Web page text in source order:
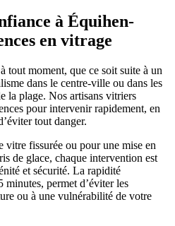
à Équihen-
en vitrage
tout moment, que ce soit suite à un
dans le centre-ville ou dans les
la plage. Nos artisans vitriers
pour intervenir rapidement, en
tout danger.
vitre fissurée ou pour une mise en
de glace, chaque intervention est
et sécurité. La rapidité
minutes, permet d’éviter les
ou à une vulnérabilité de votre